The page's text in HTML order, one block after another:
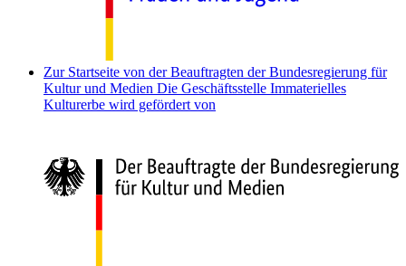
Zur Startseite von der Beauftragten der Bundesregierung für
Kultur und Medien Die Geschäftsstelle Immaterielles
Kulturerbe wird gefördert von